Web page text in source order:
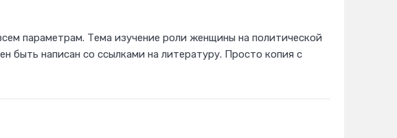
параметрам. Тема изучение роли женщины на политической
быть написан со ссылками на литературу. Просто копия с